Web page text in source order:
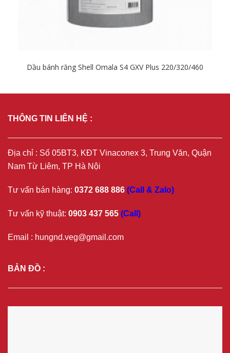
Dầu bánh răng Shell Omala S4 GXV Plus 220/320/460
Chi tiết
THÔNG TIN LIÊN HỆ :
Địa chỉ : Số 05BT3, KĐT Vinaconex 3, Trung Văn, Quận
Nam Từ Liêm, TP Hà Nội
Tư vấn bán hàng: 0372 688 886 (Call & Zalo)
Tư vấn kỹ thuật: 0903 437 565 (Call)
Email : hungnd.veg@gmail.com
BẢN ĐỒ :